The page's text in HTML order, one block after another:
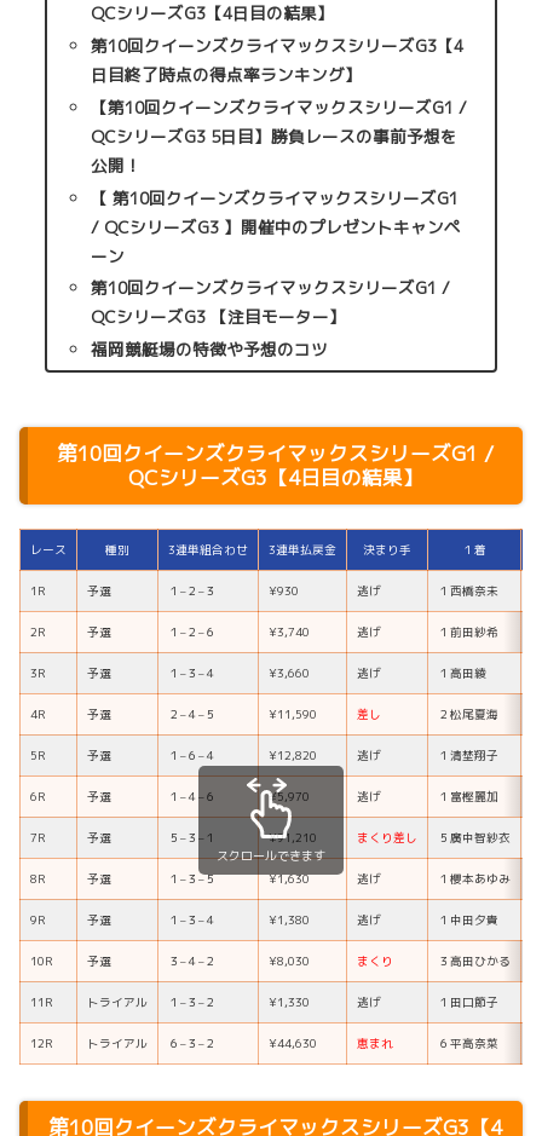
QCシリーズG3【4日目の結果】
第10回クイーンズクライマックスシリーズG3【4
日目終了時点の得点率ランキング】
【第10回クイーンズクライマックスシリーズG1 /
QCシリーズG3 5日目】勝負レースの事前予想を
公開！
【 第10回クイーンズクライマックスシリーズG1
/ QCシリーズG3 】開催中のプレゼントキャンペ
ーン
第10回クイーンズクライマックスシリーズG1 /
QCシリーズG3 【注目モーター】
福岡競艇場の特徴や予想のコツ
第10回クイーンズクライマックスシリーズG1 /
QCシリーズG3【4日目の結果】
レース 種別 3連単組合わせ 3連単払戻金 決まり手 １着
1R 予選 １ –２ –３ ¥930 逃げ １ 西橋奈未
2R 予選 １ –２ –６ ¥3,740 逃げ １ 前田紗希
3R 予選 １ –３ –４ ¥3,660 逃げ １ 高田綾
4R 予選 ２ –４– ５ ¥11,590 差し ２ 松尾夏海
5R 予選 １ –６ –４ ¥12,820 逃げ １ 清埜翔子
6R 予選 １ –４–６ ¥5,970 逃げ １ 富樫麗加
7R 予選 ５ –３ – １ ¥91,210 まくり差し ５ 廣中智紗衣
8R 予選 １ –３ –５ ¥1,630 逃げ １ 櫻本あゆみ
9R 予選 １ –３ –４ ¥1,380 逃げ １ 中田夕貴
10R 予選 ３ –４–２ ¥8,030 まくり ３ 高田ひかる
11R トライアル １ –３ –２ ¥1,330 逃げ １ 田口節子
12R トライアル ６ –３ –２ ¥44,630 恵まれ ６ 平高奈菜
スクロールできます
第10回クイーンズクライマックスシリーズG3【4